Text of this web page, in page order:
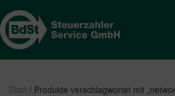
Start / Produkte verschlagwortet mit